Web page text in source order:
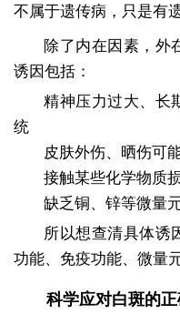
不属于遗传病，只是有
除了内在因素，外
诱因包括：
精神压力过大、长
统
皮肤外伤、晒伤可
接触某些化学物质
缺乏铜、锌等微量
所以想查清具体诱
功能、免疫功能、微量
科学应对白斑的